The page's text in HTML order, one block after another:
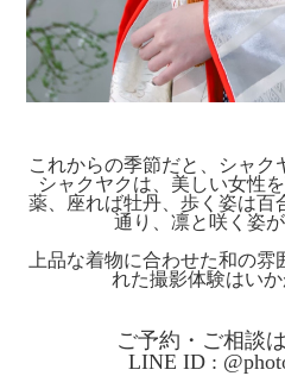
これからの季節だと、シャク
シャクヤクは、美しい女性
薬、座れば牡丹、歩く姿は百
通り、凛と咲く姿
上品な着物に合わせた和の
れた撮影体験はい
ご予約・ご相談
LINE ID :